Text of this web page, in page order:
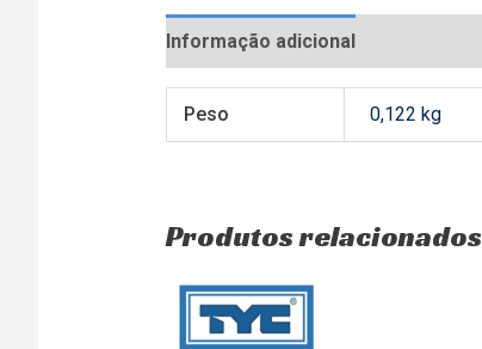
Informação adicional
Peso 0,122 kg
Produtos relacionados